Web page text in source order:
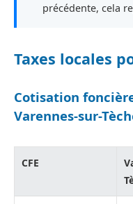
précédente, cela
Taxes locales
Cotisation
Varennes-sur-
CFE